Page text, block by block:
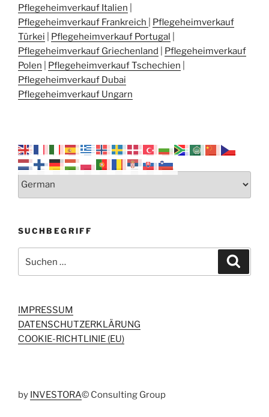
Pflegeheimverkauf Italien
Pflegeheimverkauf Frankreich
Pflegeheimverkauf
Türkei
Pflegeheimverkauf Portugal
Pflegeheimverkauf Griechenland
Pflegeheimverkauf
Polen
Pflegeheimverkauf Tschechien
Pflegeheimverkauf Dubai
Pflegeheimverkauf Ungarn
SUCHBEGRIFF
nach:
IMPRESSUM
DATENSCHUTZERKLÄRUNG
COOKIE-RICHTLINIE (EU)
by INVESTORA© Consulting Group